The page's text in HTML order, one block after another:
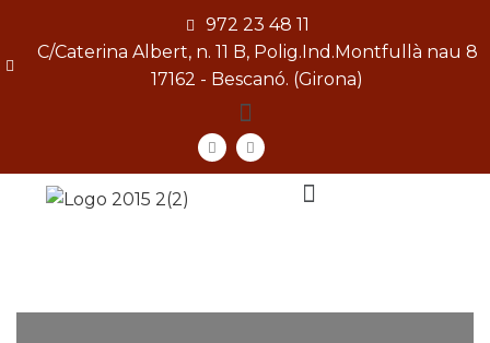
972 23 48 11
C/Caterina Albert, n. 11 B, Polig.Ind.Montfullà nau 8
17162 - Bescanó. (Girona)